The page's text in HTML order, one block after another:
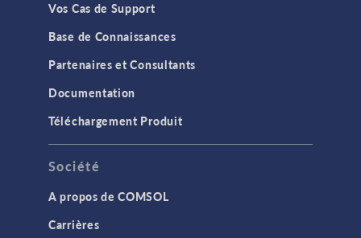
Vos Cas de Support
Base de Connaissances
Partenaires et Consultants
Documentation
Téléchargement Produit
Société
A propos de COMSOL
Carrières